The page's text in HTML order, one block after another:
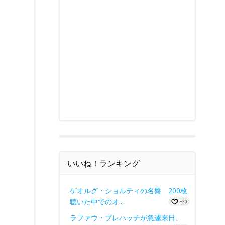
いいね！ランキング
ゲオルグ・ショルティの名盤 200枚
聴いた中でのオ...
+20
ラファウ・ブレハッチが急遽来日、